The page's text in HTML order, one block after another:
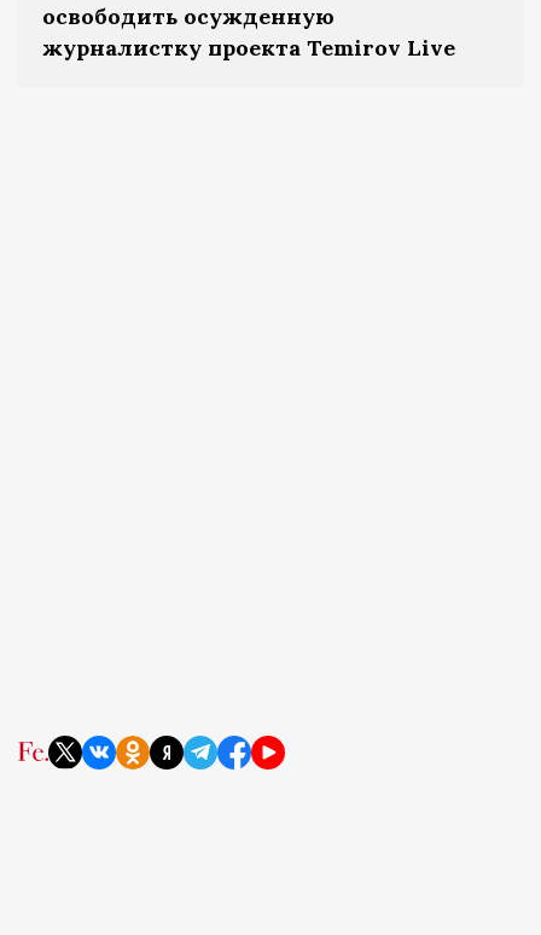
освободить осужденную
журналистку проекта Temirov Live